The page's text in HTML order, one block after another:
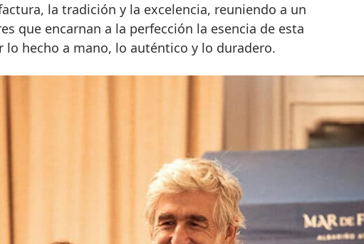
la tradición y la excelencia, reuniendo a un
que encarnan a la perfección la esencia de esta
lo hecho a mano, lo auténtico y lo duradero.